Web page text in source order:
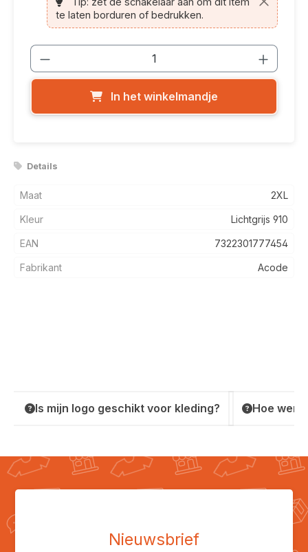
te laten borduren of bedrukken.
Producthoeveelheid: Voer de
In het winkelmandje
Details
Maat 2XL
Kleur Lichtgrijs 910
EAN 7322301777454
Fabrikant Acode
Is mijn logo geschikt voor kleding? Hoe
Nieuwsbrief